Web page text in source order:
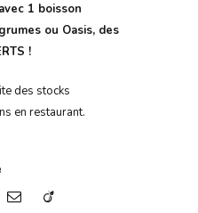
1 boisson
ou Oasis, des
!
des stocks
en restaurant.